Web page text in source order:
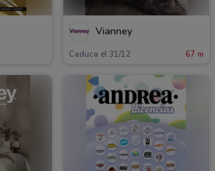
Vianney
Caduca el 31/12 67 m